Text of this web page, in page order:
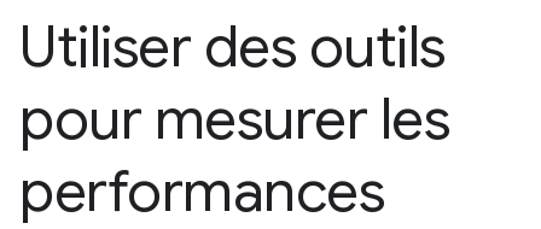
Utiliser des outils
pour mesurer les
performances